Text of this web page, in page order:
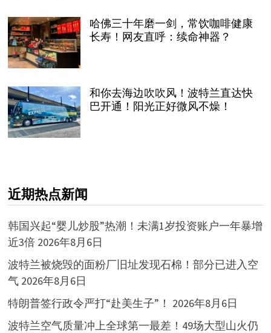
哈佛三十年磨一剑，常饮咖啡健康
长寿！网友直呼：续命神器？
和你去海边吹吹风！波特兰直达快
巴开通！阳光正好微风不燥！
近期热点新闻
韩国兴起“婴儿炒股”热潮！未满1岁投资账户一年暴增
近3倍 2026年8月6日
波特兰被烧毁的面粉厂旧址发现石棉！部分已进入空
气 2026年8月6日
特朗普签行政令严打“赴美生子”！ 2026年8月6日
波特兰空气质量冲上全球第一最差！49场大型山火仍